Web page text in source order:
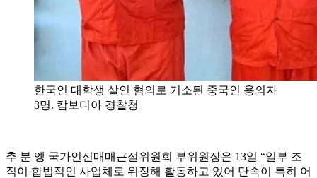
한국인 대학생 살인 혐의로 기소된 중국인 용의자
3명. 캄보디아 경찰청
추 분 엥 국가인신매매근절위원회 부위원장은 13일 “일부 조
직이 합법적인 사업체로 위장해 활동하고 있어 단속이 특히 어